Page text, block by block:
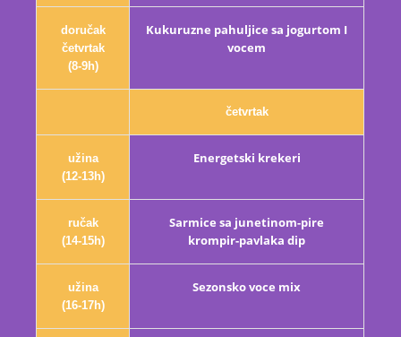
doručak
četvrtak
(8-9h)
Kukuruzne pahuljice sa jogurtom I
vocem
četvrtak
užina
(12-13h)
Energetski krekeri
ručak
(14-15h)
Sarmice sa junetinom-pire
krompir-pavlaka dip
užina
(16-17h)
Sezonsko voce mix